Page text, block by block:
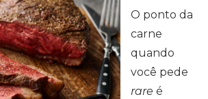
O ponto da
carne
quando
você pede
rare é